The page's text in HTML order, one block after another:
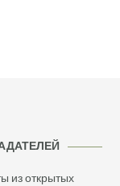
из открытых